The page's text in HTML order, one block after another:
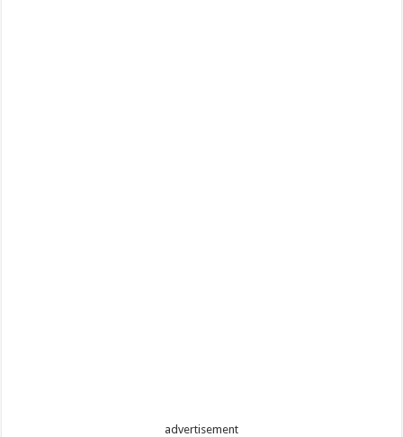
advertisement